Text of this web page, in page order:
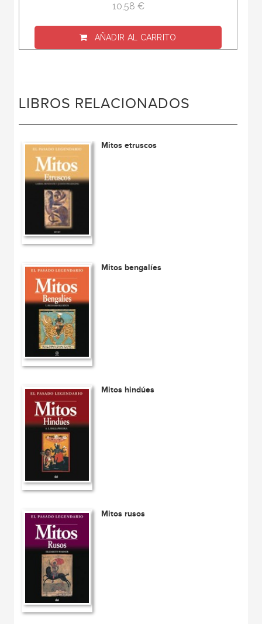
10,58 €
AÑADIR AL CARRITO
LIBROS RELACIONADOS
Mitos etruscos
Mitos bengalíes
Mitos hindúes
Mitos rusos